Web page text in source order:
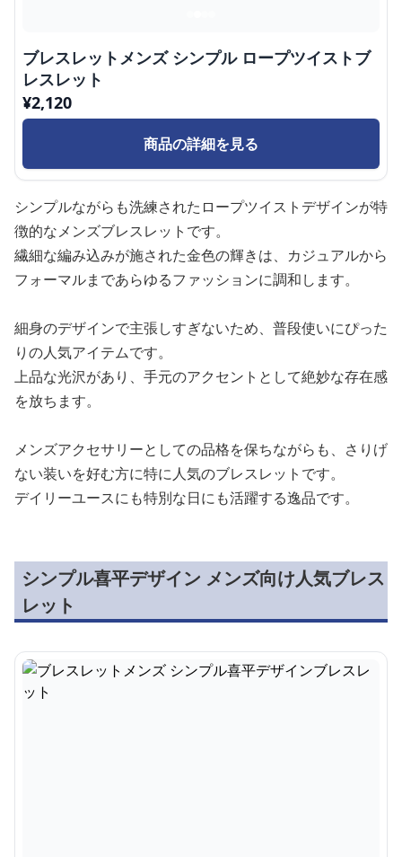
ブレスレットメンズ シンプル ロープツイストブ
レスレット
¥2,120
商品の詳細を見る
シンプルながらも洗練されたロープツイストデザインが特
徴的なメンズブレスレットです。
繊細な編み込みが施された金色の輝きは、カジュアルから
フォーマルまであらゆるファッションに調和します。
細身のデザインで主張しすぎないため、普段使いにぴった
りの人気アイテムです。
上品な光沢があり、手元のアクセントとして絶妙な存在感
を放ちます。
メンズアクセサリーとしての品格を保ちながらも、さりげ
ない装いを好む方に特に人気のブレスレットです。
デイリーユースにも特別な日にも活躍する逸品です。
シンプル喜平デザイン メンズ向け人気ブレス
レット